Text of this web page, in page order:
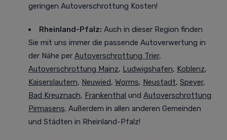
geringen Autoverschrottung Kosten!
Rheinland-Pfalz: Auch in dieser Region finden
Sie mit uns immer die passende Autoverwertung in
der Nähe per Autoverschrottung Trier,
Autoverschrottung Mainz, Ludwigshafen, Koblenz,
Kaiserslautern, Neuwied, Worms, Neustadt, Speyer,
Bad Kreuznach, Frankenthal und Autoverschrottung
Pirmasens. Außerdem in allen anderen Gemeinden
und Städten in Rheinland-Pfalz!